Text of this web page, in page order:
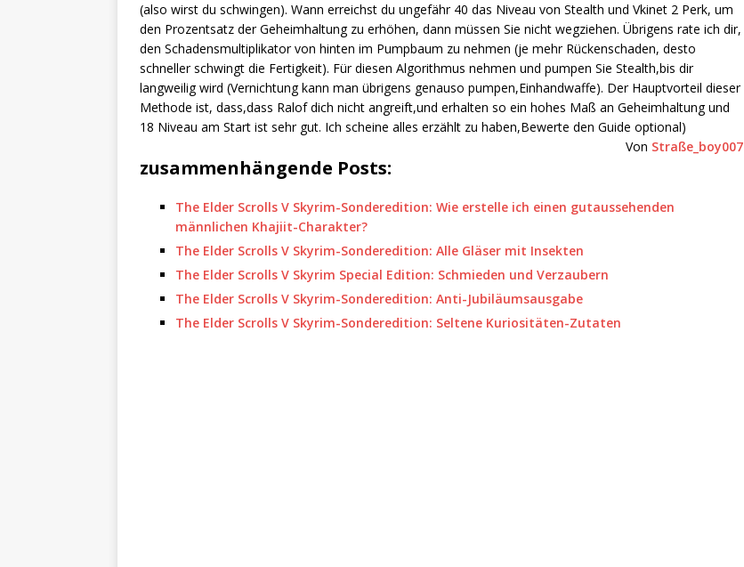
(also wirst du schwingen). Wann erreichst du ungefähr 40 das Niveau von Stealth und Vkinet 2 Perk, um
den Prozentsatz der Geheimhaltung zu erhöhen, dann müssen Sie nicht wegziehen. Übrigens rate ich dir,
den Schadensmultiplikator von hinten im Pumpbaum zu nehmen (je mehr Rückenschaden, desto
schneller schwingt die Fertigkeit). Für diesen Algorithmus nehmen und pumpen Sie Stealth,bis dir
langweilig wird (Vernichtung kann man übrigens genauso pumpen,Einhandwaffe). Der Hauptvorteil dieser
Methode ist, dass,dass Ralof dich nicht angreift,und erhalten so ein hohes Maß an Geheimhaltung und
18 Niveau am Start ist sehr gut. Ich scheine alles erzählt zu haben,Bewerte den Guide optional)
Von Straße_boy007
zusammenhängende Posts:
The Elder Scrolls V Skyrim-Sonderedition: Wie erstelle ich einen gutaussehenden
männlichen Khajiit-Charakter?
The Elder Scrolls V Skyrim-Sonderedition: Alle Gläser mit Insekten
The Elder Scrolls V Skyrim Special Edition: Schmieden und Verzaubern
The Elder Scrolls V Skyrim-Sonderedition: Anti-Jubiläumsausgabe
The Elder Scrolls V Skyrim-Sonderedition: Seltene Kuriositäten-Zutaten